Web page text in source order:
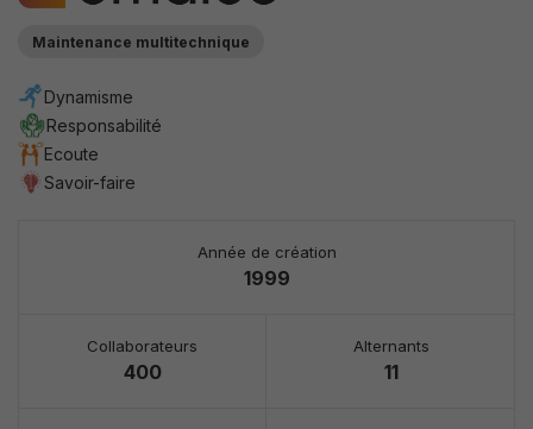
Maintenance multitechnique
Dynamisme
Responsabilité
Ecoute
Savoir-faire
Année de création
1999
Collaborateurs
400
Alternants
11
fonctionnement